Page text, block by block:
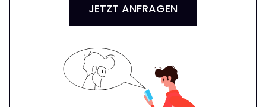
JETZT ANFRAGEN